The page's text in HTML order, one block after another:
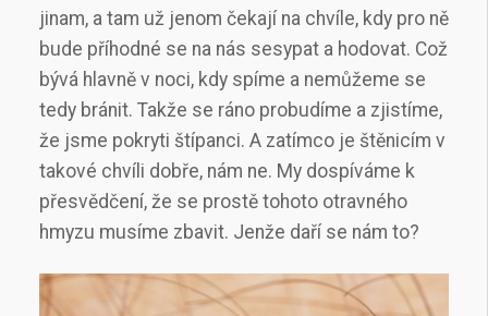
jinam, a tam už jenom čekají na chvíle, kdy pro ně
bude příhodné se na nás sesypat a hodovat. Což
bývá hlavně v noci, kdy spíme a nemůžeme se
tedy bránit. Takže se ráno probudíme a zjistíme,
že jsme pokryti štípanci. A zatímco je štěnicím v
takové chvíli dobře, nám ne. My dospíváme k
přesvědčení, že se prostě tohoto otravného
hmyzu musíme zbavit. Jenže daří se nám to?